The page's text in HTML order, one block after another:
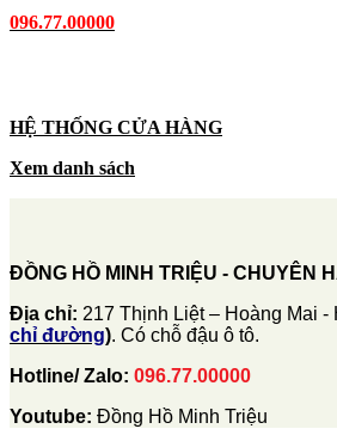
096.77.00000
HỆ THỐNG CỬA HÀNG
Xem danh sách
ĐỒNG HỒ MINH TRIỆU - CHUYÊN
Địa chỉ: 217 Thịnh Liệt – Hoàng Mai -
chỉ đường). Có chỗ đậu ô tô.
Hotline/ Zalo: 096.77.00000
Youtube: Đồng Hồ Minh Triệu